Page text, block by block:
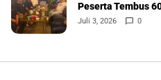
Peserta Tembus
Juli 3, 2026 0